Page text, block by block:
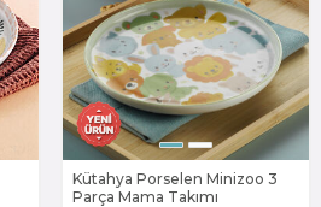
Kütahya Porselen Minizoo 3
Parça Mama Takımı